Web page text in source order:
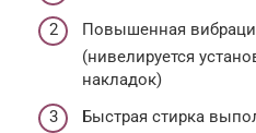
Повышенная
(нивелируется
накладок)
Быстрая стирка